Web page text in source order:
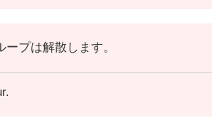
ープは解散します。